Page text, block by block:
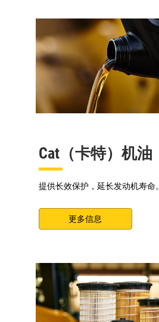
Cat（卡特）机油
提供长效保护，延长发动机寿命。
更多信息